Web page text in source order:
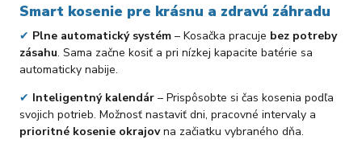
Smart kosenie pre krásnu a zdravú záhradu
✔ Plne automatický systém– Kosačka pracuje bez potreby
zásahu. Sama začne kosiť a pri nízkej kapacite batérie sa
automaticky nabije.
✔ Inteligentný kalendár– Prispôsobte si čas kosenia podľa
svojich potrieb. Možnosť nastaviť dni, pracovné intervaly a
prioritné kosenie okrajovna začiatku vybraného dňa.